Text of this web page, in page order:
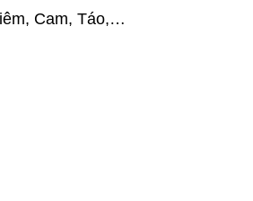
Cam, Táo,…